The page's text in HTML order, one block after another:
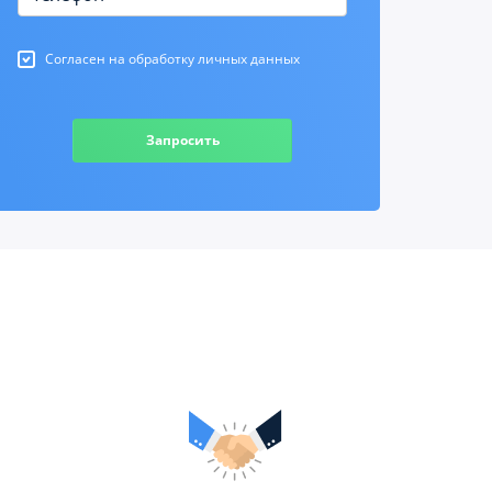
Согласен на обработку личных данных
Запросить